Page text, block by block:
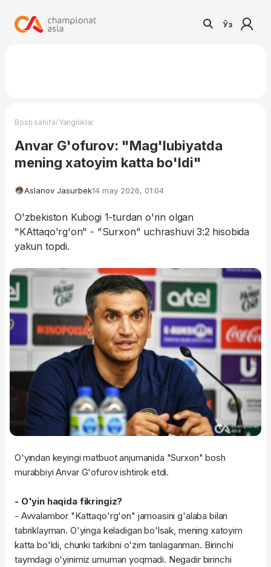
Ўз
Bosh sahifa/Yangiliklar
Anvar G'ofurov: "Mag'lubiyatda
mening xatoyim katta bo'ldi"
Aslanov Jasurbek14 may 2026, 01:04
O'zbekiston Kubogi 1-turdan o'rin olgan
"KAttaqo'rg'on" - "Surxon" uchrashuvi 3:2 hisobida
yakun topdi.
O'yindan keyingi matbuot anjumanida "Surxon" bosh
murabbiyi Anvar G'ofurov ishtirok etdi.
- O'yin haqida fikringiz?
- Avvalambor "Kattaqo'rg'on" jamoasini g'alaba bilan
tabriklayman. O'yinga keladigan bo'lsak, mening xatoyim
katta bo'ldi, chunki tarkibni o'zim tanlaganman. Birinchi
taymdagi o'yinimiz umuman yoqmadi. Negadir birinchi